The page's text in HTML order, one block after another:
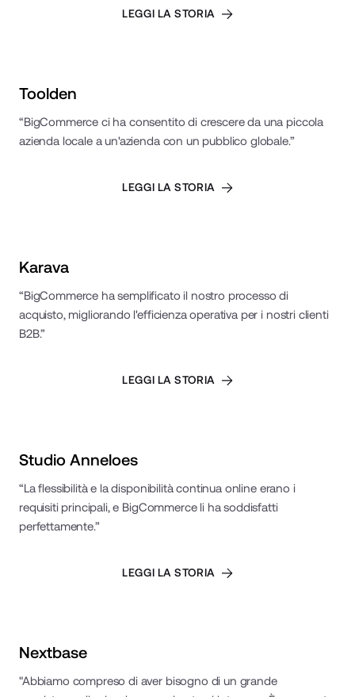
LEGGI LA STORIA
Toolden
“BigCommerce ci ha consentito di crescere da una piccola
azienda locale a un'azienda con un pubblico globale.”
LEGGI LA STORIA
Karava
“BigCommerce ha semplificato il nostro processo di
acquisto, migliorando l'efficienza operativa per i nostri clienti
B2B.”
LEGGI LA STORIA
Studio Anneloes
“La flessibilità e la disponibilità continua online erano i
requisiti principali, e BigCommerce li ha soddisfatti
perfettamente.”
LEGGI LA STORIA
Nextbase
"Abbiamo compreso di aver bisogno di un grande